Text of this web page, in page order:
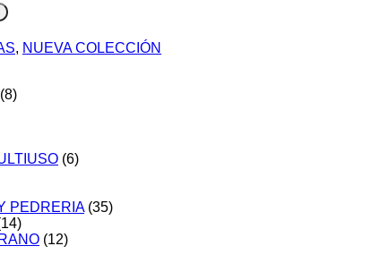
, NUEVA COLECCIÓN
(8)
(6)
PEDRERIA (35)
(12)